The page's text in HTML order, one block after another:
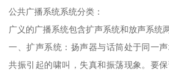
公共广播系统系统分类：
广义的广播系统包含扩声系统和放声系统
一、扩声系统：扬声器与话筒处于同一
共振引起的啸叫，失真和振荡现象。要